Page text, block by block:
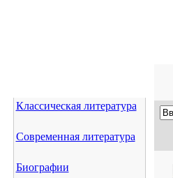
Классическая литература
Современная литература
Биографии